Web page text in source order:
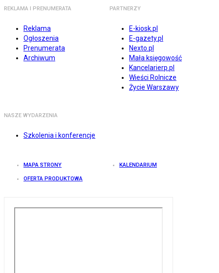
REKLAMA I PRENUMERATA
Reklama
Ogłoszenia
Prenumerata
Archiwum
PARTNERZY
E-kiosk.pl
E-gazety.pl
Nexto.pl
Mała księgowość
Kancelarierp.pl
Wieści Rolnicze
Życie Warszawy
NASZE WYDARZENIA
Szkolenia i konferencje
MAPA STRONY KALENDARIUM
OFERTA PRODUKTOWA